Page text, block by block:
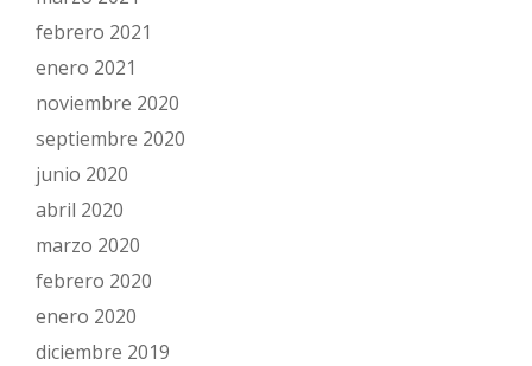
febrero 2021
enero 2021
noviembre 2020
septiembre 2020
junio 2020
abril 2020
marzo 2020
febrero 2020
enero 2020
diciembre 2019